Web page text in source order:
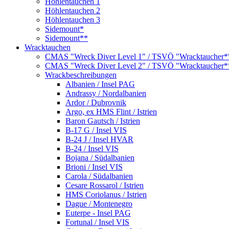
Höhlentauchen 2
Höhlentauchen 3
Sidemount*
Sidemount**
Wracktauchen
CMAS "Wreck Diver Level 1" / TSVÖ
CMAS "Wreck Diver Level 2" / TSVÖ
Wrackbeschreibungen
Albanien / Insel PAG
Andrassy / Nordalbanien
Ardor / Dubrovnik
Argo, ex HMS Flint / Istrien
Baron Gautsch / Istrien
B-17 G / Insel VIS
B-24 J / Insel HVAR
B-24 / Insel VIS
Bojana / Südalbanien
Brioni / Insel VIS
Carola / Südalbanien
Cesare Rossarol / Istrien
HMS Coriolanus / Istrien
Dague / Montenegro
Euterpe - Insel PAG
Fortunal / Insel VIS